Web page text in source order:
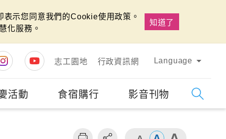
示您同意我們的Cookie使用政策。
化服務。
知道了
志工園地
行政資訊網 Language
活動 食宿購行 影音刊物